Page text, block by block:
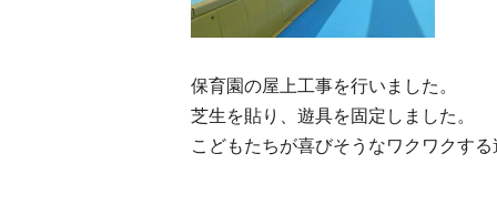
保育園の屋上工事を行いました。
芝生を貼り、遊具を固定しました。
こどもたちが喜びそうなワクワクす